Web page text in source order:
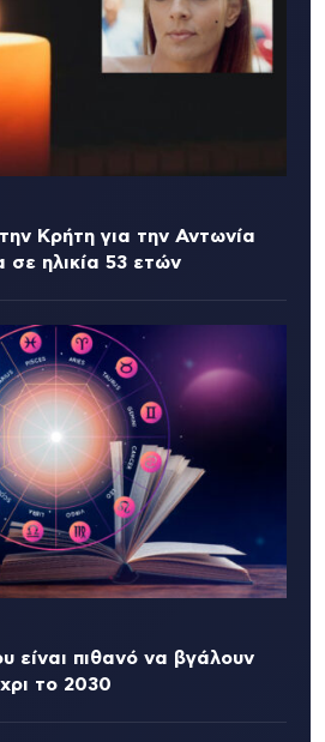
Κρήτη για την Αντωνία
ηλικία 53 ετών
είναι πιθανό να βγάλουν
το 2030